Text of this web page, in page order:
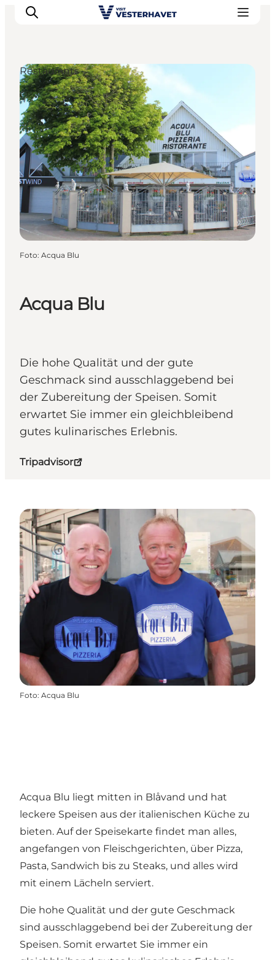
Events
Erlebnisse
Unsere Städte
Essen & Übernachtung
Tickets kaufen
Plane deine Reise
Acqua Blu
Die hohe Qualität und der gute
Geschmack sind ausschlaggebend bei
der Zubereitung der Speisen. Somit
erwartet Sie immer ein gleichbleibend
gutes kulinarisches Erlebnis.
Tripadvisor
Restaurants
Foto: Acqua Blu
Foto: Acqua Blu
Acqua Blu liegt mitten in Blåvand und hat
leckere Speisen aus der italienischen Küche zu
bieten. Auf der Speisekarte findet man alles,
angefangen von Fleischgerichten, über Pizza,
Pasta, Sandwich bis zu Steaks, und alles wird
mit einem Lächeln serviert.
Die hohe Qualität und der gute Geschmack
sind ausschlaggebend bei der Zubereitung der
Speisen. Somit erwartet Sie immer ein